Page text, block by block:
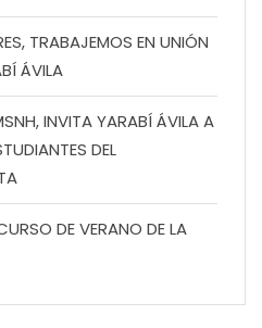
TRABAJEMOS EN UNIÓN
ÁVILA
INVITA YARABÍ ÁVILA A
DEL
DE VERANO DE LA